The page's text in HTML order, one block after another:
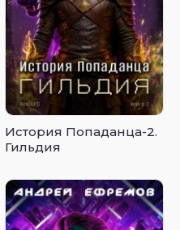
История Попаданца-2.
Гильдия